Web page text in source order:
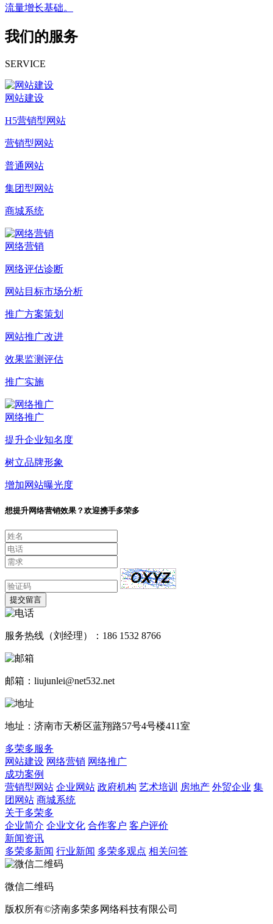
流量增长基础。
我们的服务
SERVICE
网站建设
H5营销型网站
营销型网站
普通网站
集团型网站
商城系统
网络营销
网络评估诊断
网站目标市场分析
推广方案策划
网站推广改进
效果监测评估
推广实施
网络推广
提升企业知名度
树立品牌形象
增加网站曝光度
想提升网络营销效果？欢迎携手多荣多
提交留言
服务热线（刘经理）：186 1532 8766
邮箱：liujunlei@net532.net
地址：济南市天桥区蓝翔路57号4号楼411室
多荣多服务
网站建设 网络营销 网络推广
成功案例
营销型网站 企业网站 政府机构 艺术培训 房地产 外贸企业 集
团网站 商城系统
关于多荣多
企业简介 企业文化 合作客户 客户评价
新闻资讯
多荣多新闻 行业新闻 多荣多观点 相关问答
微信二维码
版权所有©济南多荣多网络科技有限公司